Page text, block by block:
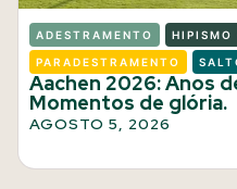
ADESTRAMENTO HIPISMO
PARADESTRAMENTO
Aachen 2026: Anos
Momentos de glória.
AGOSTO 5, 2026